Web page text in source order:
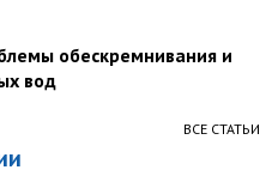
обескремнивания и
вод
ВСЕ СТАТЬИ